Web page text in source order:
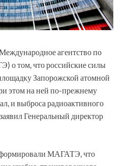
агентство по
о том, что российские силы
Запорожской атомной
этом на ней по-прежнему
и выброса радиоактивного
Генеральный директор
МАГАТЭ, что